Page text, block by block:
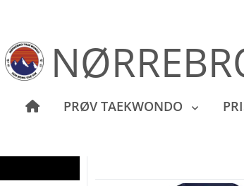
PRØV TAEKWONDO